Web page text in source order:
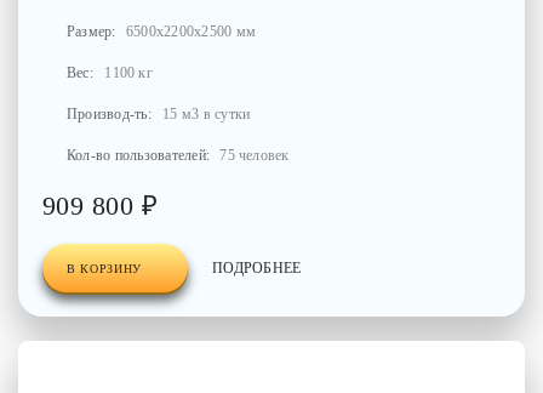
Размер: 6500x2200x2500 мм
Вес: 1100 кг
Производ-ть: 15 м3 в сутки
Кол-во пользователей: 75 человек
909 800 ₽
В КОРЗИНУ ПОДРОБНЕЕ